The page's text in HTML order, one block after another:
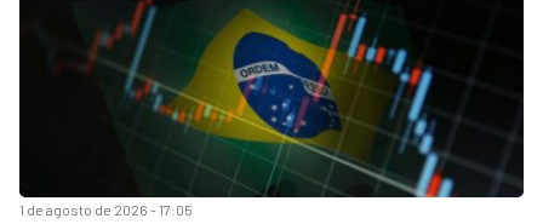
1 de agosto de 2026 - 17:05